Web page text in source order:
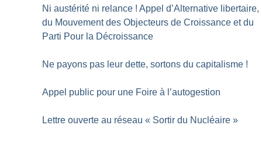
Ni austérité ni relance ! Appel d’Alternative libertaire,
du Mouvement des Objecteurs de Croissance et du
Parti Pour la Décroissance
Ne payons pas leur dette, sortons du capitalisme !
Appel public pour une Foire à l’autogestion
Lettre ouverte au réseau « Sortir du Nucléaire »